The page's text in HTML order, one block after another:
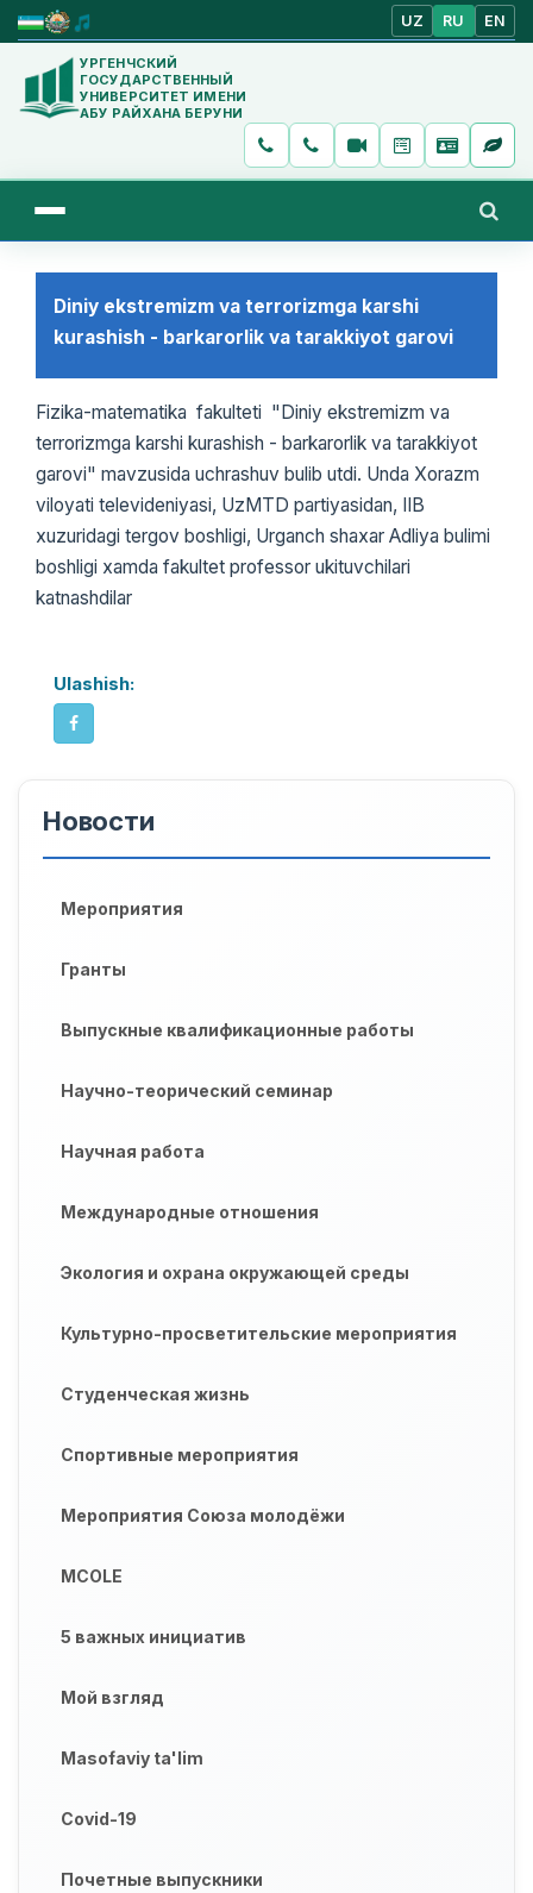
UZ RU EN
УРГЕНЧСКИЙ
ГОСУДАРСТВЕННЫЙ
УНИВЕРСИТЕТ ИМЕНИ
АБУ РАЙХАНА БЕРУНИ
Diniy ekstremizm va terrorizmga karshi
kurashish - barkarorlik va tarakkiyot garovi
Fizika-matematika fakulteti "Diniy ekstremizm va
terrorizmga karshi kurashish - barkarorlik va tarakkiyot
garovi" mavzusida uchrashuv bulib utdi. Unda Xorazm
viloyati televideniyasi, UzMTD partiyasidan, IIB
xuzuridagi tergov boshligi, Urganch shaxar Adliya bulimi
boshligi xamda fakultet professor ukituvchilari
katnashdilar
Ulashish:
Новости
Мероприятия
Гранты
Выпускные квалификационные работы
Научно-теорический семинар
Научная работа
Международные отношения
Экология и охрана окружающей среды
Культурно-просветительские мероприятия
Студенческая жизнь
Спортивные мероприятия
Мероприятия Союза молодёжи
MCOLE
5 важных инициатив
Мой взгляд
Masofaviy ta'lim
Covid-19
Почетные выпускники